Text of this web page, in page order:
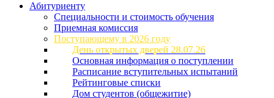
Абитуриенту
Специальности и стоимость обучения
Приемная комиссия
Поступающему в 2026 году
День открытых дверей 28.07.26
Основная информация о поступлении
Расписание вступительных испытаний
Рейтинговые списки
Дом студентов (общежитие)